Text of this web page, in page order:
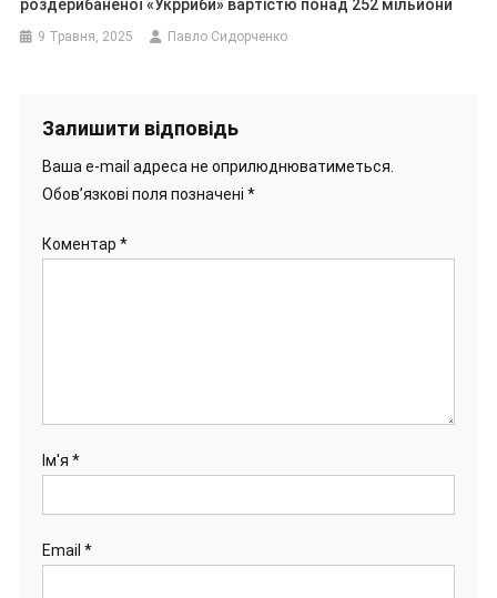
роздерибаненої «Укрриби» вартістю понад 252 мільйони
9 Травня, 2025 Павло Сидорченко
Залишити відповідь
Ваша e-mail адреса не оприлюднюватиметься.
Обов’язкові поля позначені *
Коментар *
Ім'я *
Email *